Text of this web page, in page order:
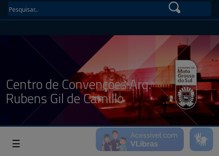
Centro de Convenções Arq.
Rubens Gil de Camillo
☰